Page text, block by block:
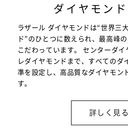
ダイヤモン
ラザール ダイヤモンドは“世界三
ド”のひとつに数えられ、最高峰
こだわっています。 センターダ
レダイヤモンドまで、すべてのダ
準を設定し、高品質なダイヤモン
す。
詳しく見る